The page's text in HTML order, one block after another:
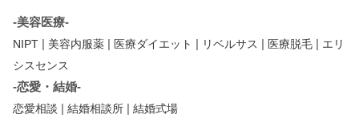
-美容医療-
NIPT | 美容内服薬 | 医療ダイエット | リベルサス | 医療脱毛 | エリ
シスセンス
-恋愛・結婚-
恋愛相談 | 結婚相談所 | 結婚式場